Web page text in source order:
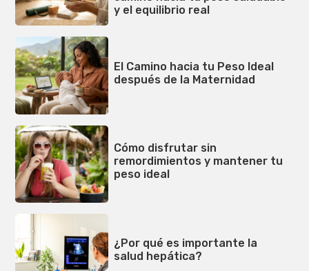
y el equilibrio real
El Camino hacia tu Peso Ideal
después de la Maternidad
Cómo disfrutar sin
remordimientos y mantener tu
peso ideal
¿Por qué es importante la
salud hepática?